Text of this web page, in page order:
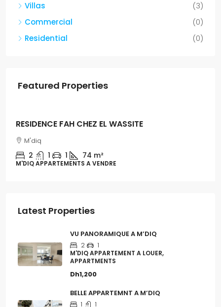
Villas
(3)
Commercial
(0)
Residential
(0)
Featured Properties
RESIDENCE FAH CHEZ EL WASSITE
M'diq
2 1 1 74 m²
M'DIQ APPARTEMENTS A VENDRE
Latest Properties
VU PANORAMIQUE A M’DIQ
2
1
M'DIQ APPARTEMENT A LOUER,
APPARTMENTS
Dh1,200
BELLE APPARTEMNT A M’DIQ
1
1